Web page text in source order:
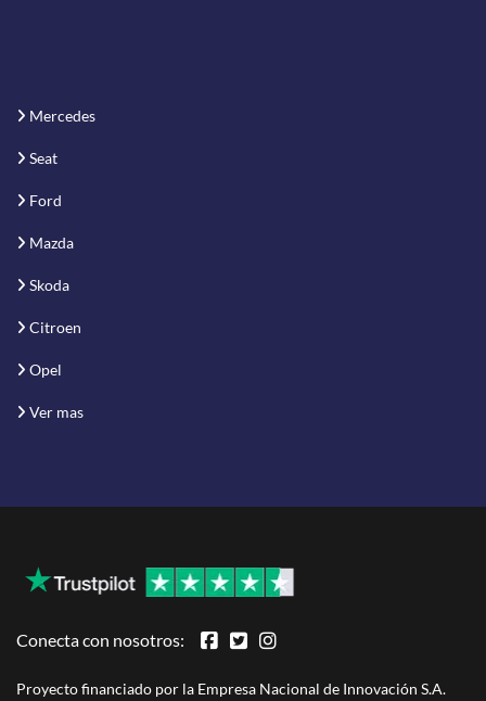
Mercedes
Seat
Ford
Mazda
Skoda
Citroen
Opel
Ver mas
Conecta con nosotros:
Proyecto financiado por la Empresa Nacional de Innovación S.A.